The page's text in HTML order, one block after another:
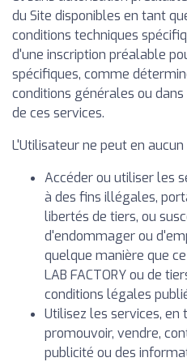
du Site disponibles en tant
conditions techniques
d'une inscription préalable
spécifiques, comme
conditions générales ou
de ces services.
L'Utilisateur ne peut en aucun
Accéder ou utiliser les
à des fins illégales,
libertés de tiers, ou
d'endommager ou
quelque manière que
LAB FACTORY ou de
conditions légales
Utilisez les services, en
promouvoir, vendre,
publicité ou des